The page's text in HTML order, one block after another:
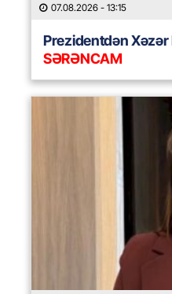
07.08.2026 - 13:15
Prezidentdən Xəzər
SƏRƏNCAM